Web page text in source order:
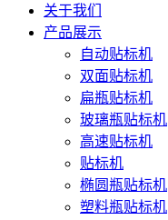
关于我们
产品展示
自动贴标机
双面贴标机
扁瓶贴标机
玻璃瓶贴标机
高速贴标机
贴标机
椭圆瓶贴标机
塑料瓶贴标机